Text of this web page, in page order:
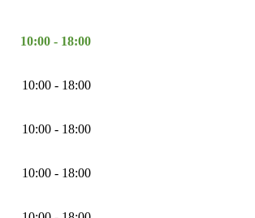
10:00 - 18:00
10:00 - 18:00
10:00 - 18:00
10:00 - 18:00